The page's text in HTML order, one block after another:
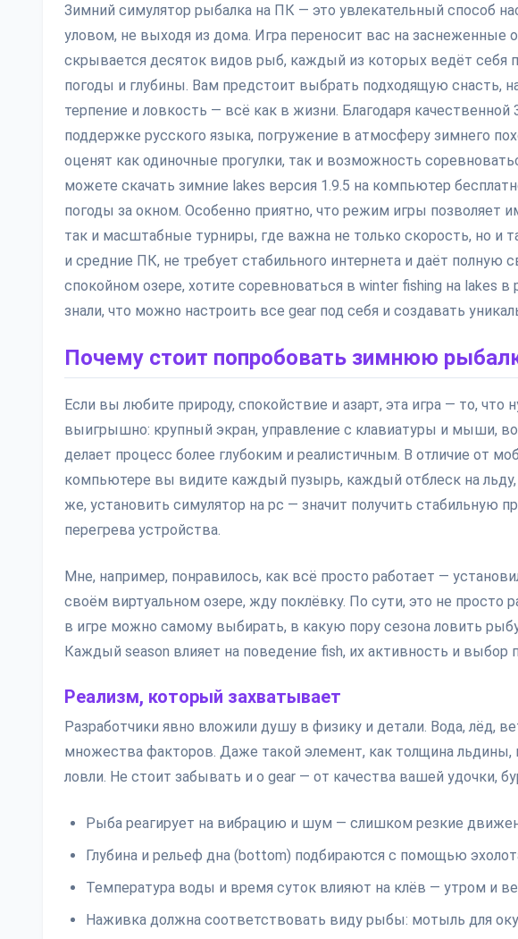
Зимний симулятор рыбалка на ПК — это увлекательный способ
уловом, не выходя из дома. Игра переносит вас на заснеженные
скрывается десяток видов рыб, каждый из которых ведёт себя
погоды и глубины. Вам предстоит выбрать подходящую снасть,
терпение и ловкость — всё как в жизни. Благодаря качественной
поддержке русского языка, погружение в атмосферу зимнего
оценят как одиночные прогулки, так и возможность
можете скачать зимние lakes версия 1.9.5 на компьютер
погоды за окном. Особенно приятно, что режим игры позволяет
так и масштабные турниры, где важна не только скорость, но и
и средние ПК, не требует стабильного интернета и даёт полную
спокойном озере, хотите соревноваться в winter fishing на lakes
знали, что можно настроить все gear под себя и создавать
Почему стоит попробовать зимнюю
Если вы любите природу, спокойствие и азарт, эта игра — то,
выигрышно: крупный экран, управление с клавиатуры и мыши,
делает процесс более глубоким и реалистичным. В отличие от
компьютере вы видите каждый пузырь, каждый отблеск на
же, установить симулятор на pc — значит получить стабильную
перегрева устройства.
Мне, например, понравилось, как всё просто работает —
своём виртуальном озере, жду поклёвку. По сути, это не просто
в игре можно самому выбирать, в какую пору сезона ловить
Каждый season влияет на поведение fish, их активность и выбор
Реализм, который захватывает
Разработчики явно вложили душу в физику и детали. Вода, лёд,
множества факторов. Даже такой элемент, как толщина
ловли. Не стоит забывать и о gear — от качества вашей удочки,
Рыба реагирует на вибрацию и шум — слишком резкие
Глубина и рельеф дна (bottom) подбираются с помощью
Температура воды и время суток влияют на клёв — утром и
Наживка должна соответствовать виду рыбы: мотыль для